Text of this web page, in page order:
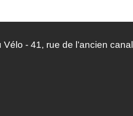
- 41, rue de l’ancien canal